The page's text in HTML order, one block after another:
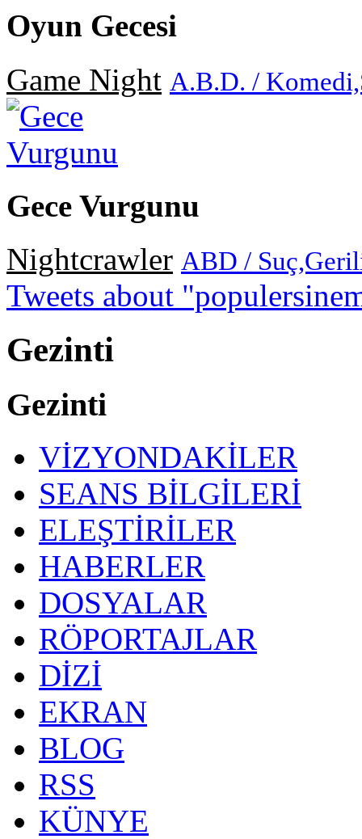
Oyun Gecesi
Game Night A.B.D. /
Gece Vurgunu
Nightcrawler ABD /
Tweets about
Gezinti
Gezinti
VİZYONDAKİLER
SEANS BİLGİLERİ
ELEŞTİRİLER
HABERLER
DOSYALAR
RÖPORTAJLAR
DİZİ
EKRAN
BLOG
RSS
KÜNYE